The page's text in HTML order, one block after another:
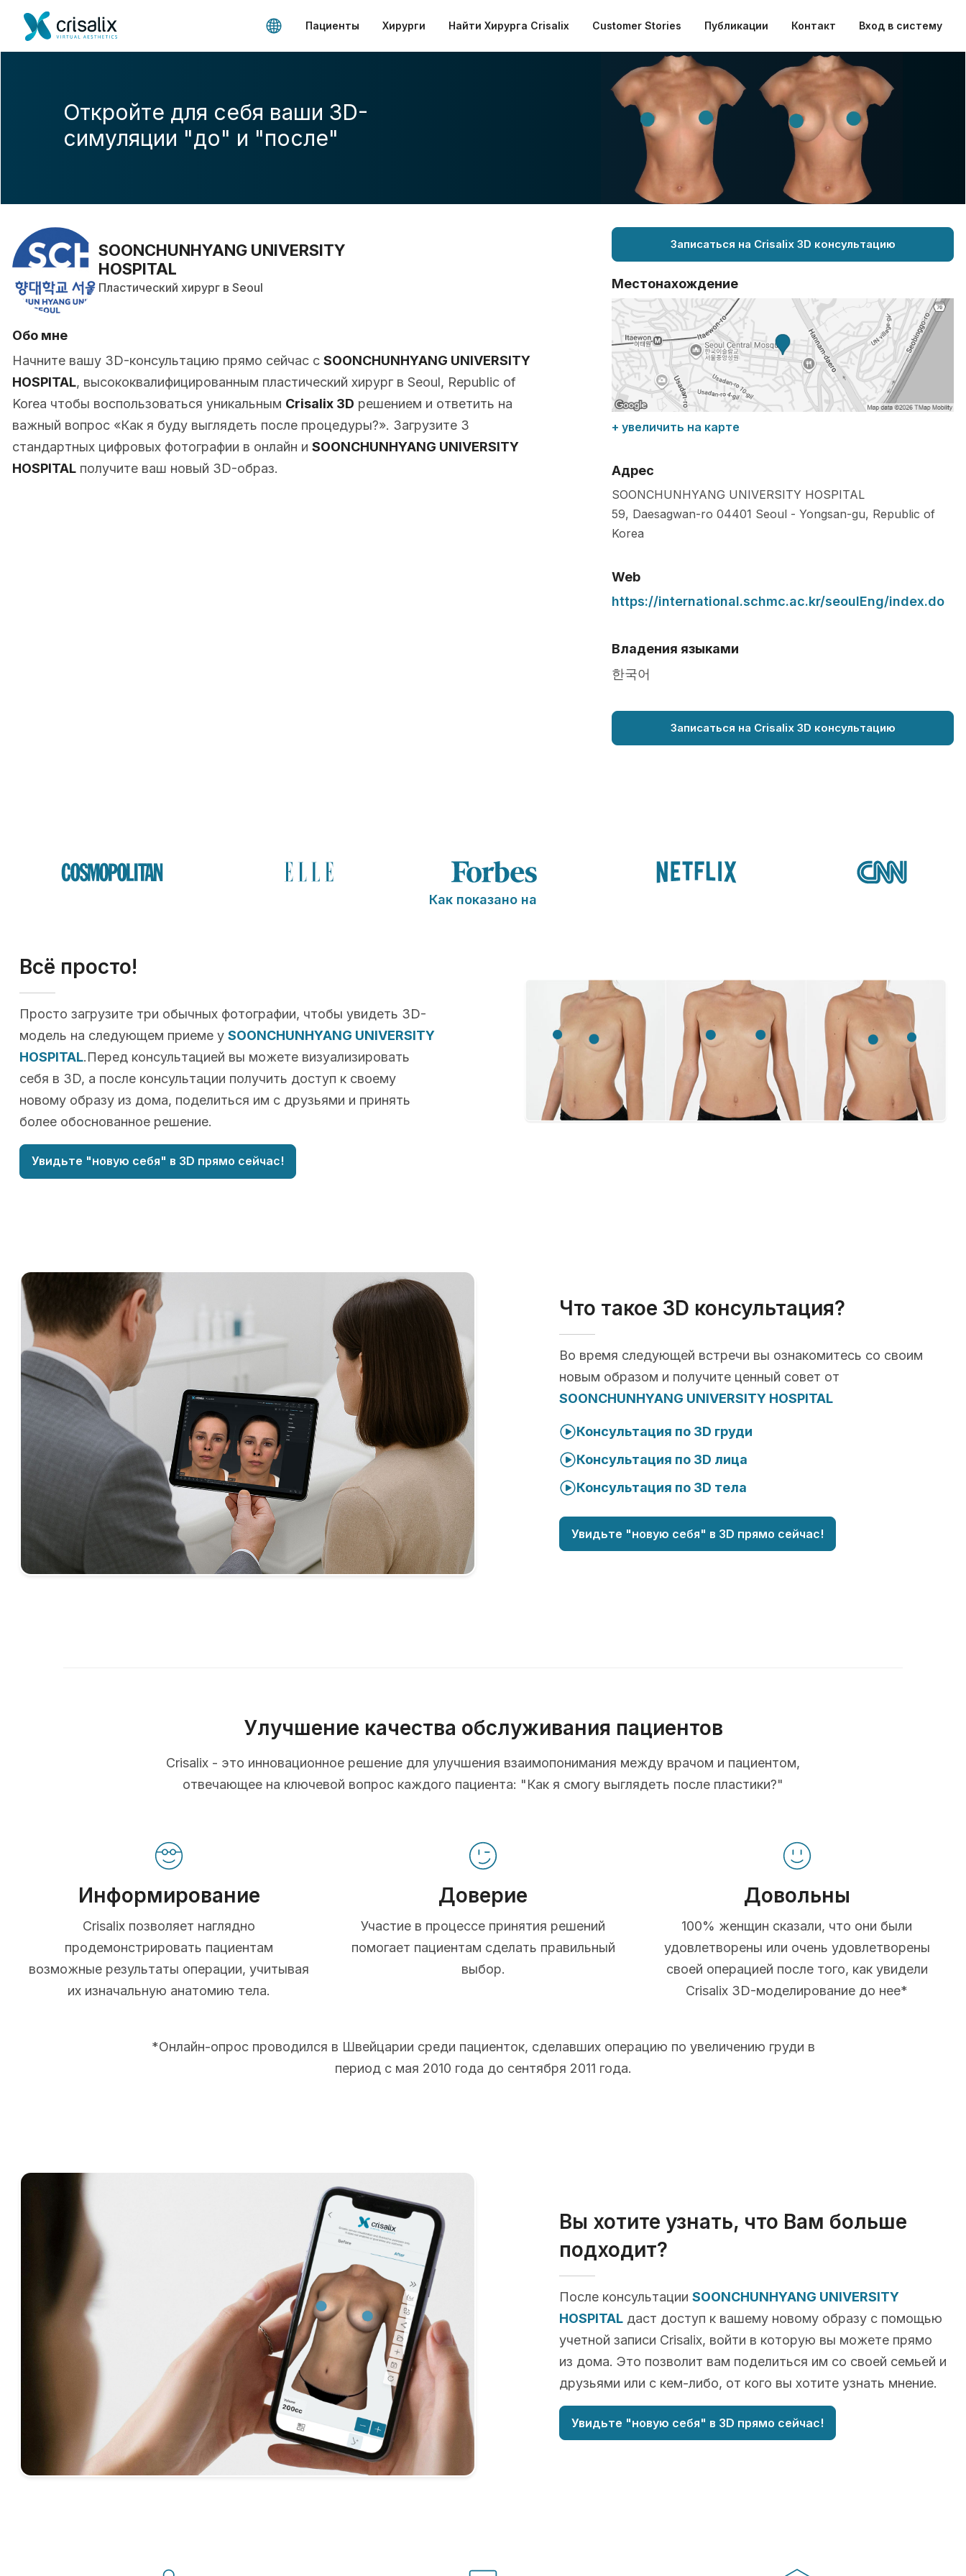
Пациенты Хирурги Найти Хирурга Crisalix Customer Stories Публикации Контакт Вход в систему
Откройте для себя ваши 3D-
симуляции "до" и "после"
SOONCHUNHYANG UNIVERSITY
HOSPITAL
Пластический хирург в Seoul
Обо мне
Начните вашу 3D-консультацию прямо сейчас с SOONCHUNHYANG UNIVERSITY
HOSPITAL, высококвалифицированным пластический хирург в Seoul, Republic of
Korea чтобы воспользоваться уникальным Crisalix 3D решением и ответить на
важный вопрос «Как я буду выглядеть после процедуры?». Загрузите 3
стандартных цифровых фотографии в онлайн и SOONCHUNHYANG UNIVERSITY
HOSPITAL получите ваш новый 3D-образ.
Записаться на Crisalix 3D консультацию
Местонахождение
+ увеличить на карте
Адрес
SOONCHUNHYANG UNIVERSITY HOSPITAL
59, Daesagwan-ro 04401 Seoul - Yongsan-gu, Republic of
Korea
Web
https://international.schmc.ac.kr/seoulEng/index.do
Владения языками
한국어
Записаться на Crisalix 3D консультацию
Как показано на
Всё просто!
Просто загрузите три обычных фотографии, чтобы увидеть 3D-
модель на следующем приеме у SOONCHUNHYANG UNIVERSITY
HOSPITAL.Перед консультацией вы можете визуализировать
себя в 3D, а после консультации получить доступ к своему
новому образу из дома, поделиться им с друзьями и принять
более обоснованное решение.
Увидьте "новую себя" в 3D прямо сейчас!
Что такое 3D консультация?
Во время следующей встречи вы ознакомитесь со своим
новым образом и получите ценный совет от
SOONCHUNHYANG UNIVERSITY HOSPITAL
Консультация по 3D груди
Консультация по 3D лица
Консультация по 3D тела
Увидьте "новую себя" в 3D прямо сейчас!
Улучшение качества обслуживания пациентов
Crisalix - это инновационное решение для улучшения взаимопонимания между врачом и пациентом,
отвечающее на ключевой вопрос каждого пациента: "Как я смогу выглядеть после пластики?"
Информирование
Crisalix позволяет наглядно
продемонстрировать пациентам
возможные результаты операции, учитывая
их изначальную анатомию тела.
Доверие
Участие в процессе принятия решений
помогает пациентам сделать правильный
выбор.
Довольны
100% женщин сказали, что они были
удовлетворены или очень удовлетворены
своей операцией после того, как увидели
Crisalix 3D-моделирование до нее*
*Онлайн-опрос проводился в Швейцарии среди пациенток, сделавших операцию по увеличению груди в
период с мая 2010 года до сентября 2011 года.
Вы хотите узнать, что Вам больше
подходит?
После консультации SOONCHUNHYANG UNIVERSITY
HOSPITAL даст доступ к вашему новому образу с помощью
учетной записи Crisalix, войти в которую вы можете прямо
из дома. Это позволит вам поделиться им со своей семьей и
друзьями или с кем-либо, от кого вы хотите узнать мнение.
Увидьте "новую себя" в 3D прямо сейчас!